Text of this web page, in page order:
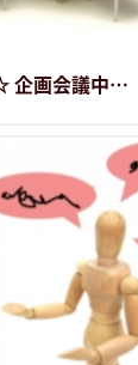
企画会議中…